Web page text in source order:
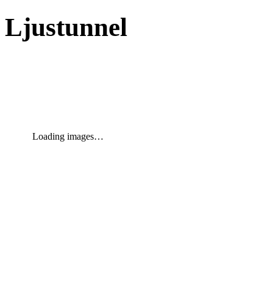
Ljustunnel
Loading images…